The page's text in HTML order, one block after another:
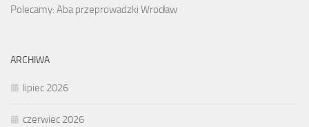
Polecamy: Aba przeprowadzki Wrocław
ARCHIWA
lipiec 2026
czerwiec 2026